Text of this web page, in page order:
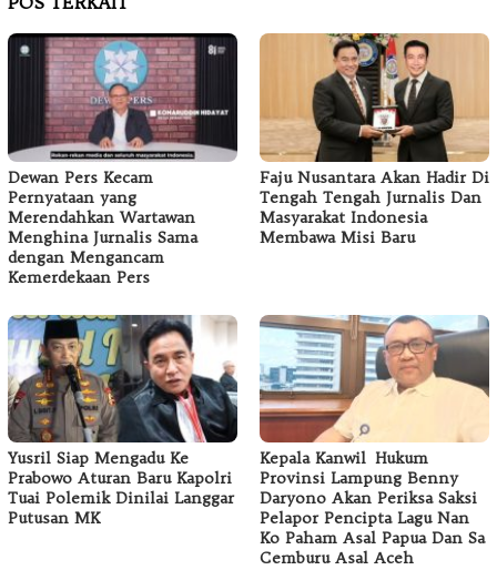
Dewan Pers Kecam
Pernyataan yang
Merendahkan Wartawan
Menghina Jurnalis Sama
dengan Mengancam
Kemerdekaan Pers
Faju Nusantara Akan Hadir Di
Tengah Tengah Jurnalis Dan
Masyarakat Indonesia
Membawa Misi Baru
Yusril Siap Mengadu Ke
Prabowo Aturan Baru Kapolri
Tuai Polemik Dinilai Langgar
Putusan MK
Kepala Kanwil Hukum
Provinsi Lampung Benny
Daryono Akan Periksa Saksi
Pelapor Pencipta Lagu Nan
Ko Paham Asal Papua Dan Sa
Cemburu Asal Aceh